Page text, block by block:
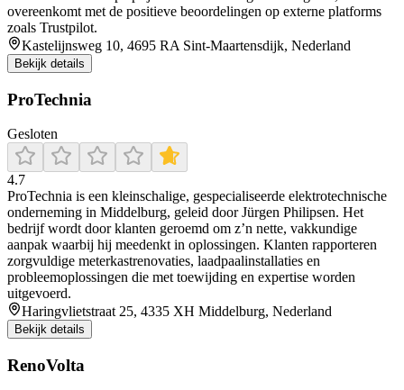
overeenkomt met de positieve beoordelingen op externe platforms
zoals Trustpilot.
Kastelijnsweg 10, 4695 RA Sint-Maartensdijk, Nederland
Bekijk details
ProTechnia
Gesloten
4.7
ProTechnia is een kleinschalige, gespecialiseerde elektrotechnische
onderneming in Middelburg, geleid door Jürgen Philipsen. Het
bedrijf wordt door klanten geroemd om z’n nette, vakkundige
aanpak waarbij hij meedenkt in oplossingen. Klanten rapporteren
zorgvuldige meterkastrenovaties, laadpaalinstallaties en
probleemoplossingen die met toewijding en expertise worden
uitgevoerd.
Haringvlietstraat 25, 4335 XH Middelburg, Nederland
Bekijk details
RenoVolta